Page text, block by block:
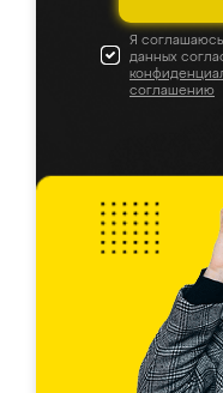
Я
данных
соглашению